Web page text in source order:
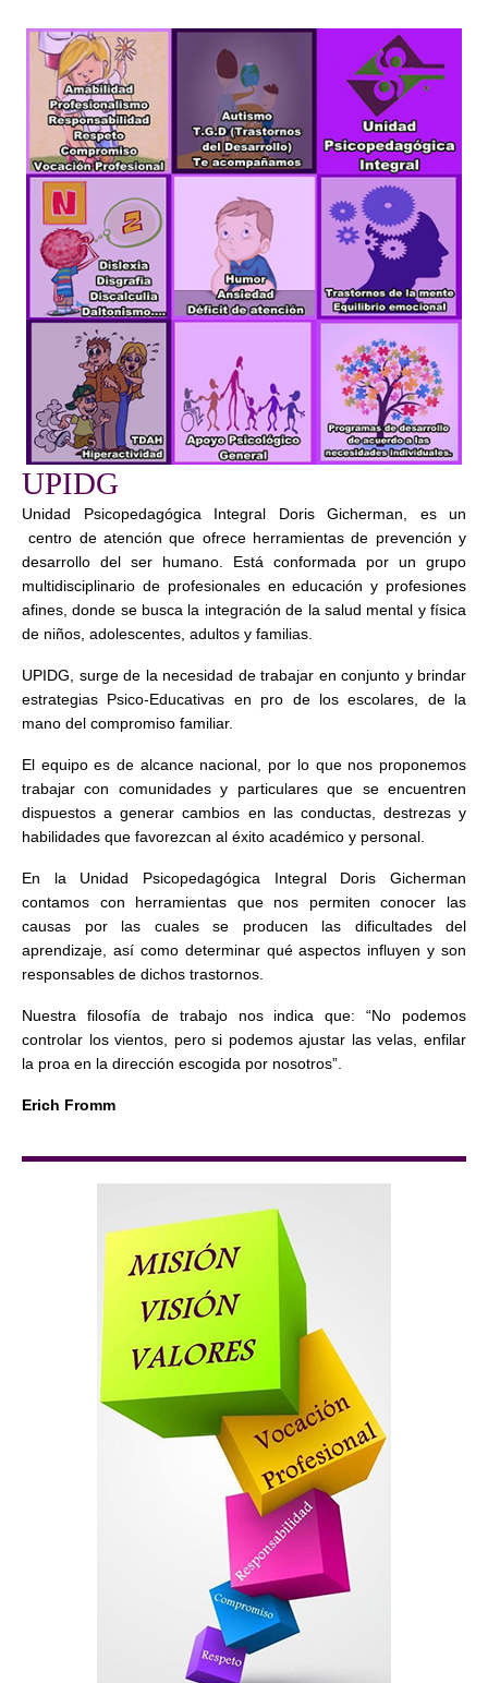
UPIDG
Unidad Psicopedagógica Integral Doris Gicherman, es un
centro de atención que ofrece herramientas de prevención y
desarrollo del ser humano. Está conformada por un grupo
multidisciplinario de profesionales en educación y profesiones
afines, donde se busca la integración de la salud mental y física
de niños, adolescentes, adultos y familias.
UPIDG, surge de la necesidad de trabajar en conjunto y brindar
estrategias Psico-Educativas en pro de los escolares, de la
mano del compromiso familiar.
El equipo es de alcance nacional, por lo que nos proponemos
trabajar con comunidades y particulares que se encuentren
dispuestos a generar cambios en las conductas, destrezas y
habilidades que favorezcan al éxito académico y personal.
En la Unidad Psicopedagógica Integral Doris Gicherman
contamos con herramientas que nos permiten conocer las
causas por las cuales se producen las dificultades del
aprendizaje, así como determinar qué aspectos influyen y son
responsables de dichos trastornos.
Nuestra filosofía de trabajo nos indica que: “No podemos
controlar los vientos, pero si podemos ajustar las velas, enfilar
la proa en la dirección escogida por nosotros”.
Erich Fromm